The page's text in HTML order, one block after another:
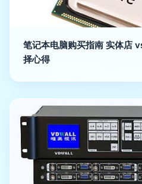
笔记本电脑购买指南 实体店
择心得